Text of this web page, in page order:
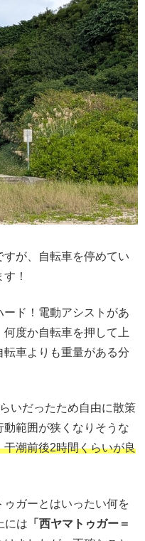
が、自転車を停めてい
！
ード！電動アシストがあ
度か自転車を押して上
車よりも重量がある分
いだったため自由に散策
範囲が狭くなりそうな
潮前後2時間くらいが良
ガーとはいったい何を
には 「西ヤマトゥガー＝